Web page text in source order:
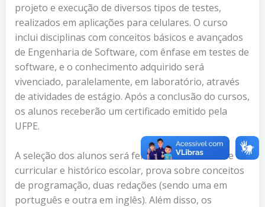
projeto e execução de diversos tipos de testes,
realizados em aplicações para celulares. O curso
inclui disciplinas com conceitos básicos e avançados
de Engenharia de Software, com ênfase em testes de
software, e o conhecimento adquirido será
vivenciado, paralelamente, em laboratório, através
de atividades de estágio. Após a conclusão do cursos,
os alunos receberão um certificado emitido pela
UFPE.
A seleção dos alunos será feita através de análise
curricular e histórico escolar, prova sobre conceitos
de programação, duas redações (sendo uma em
português e outra em inglês). Além disso, os